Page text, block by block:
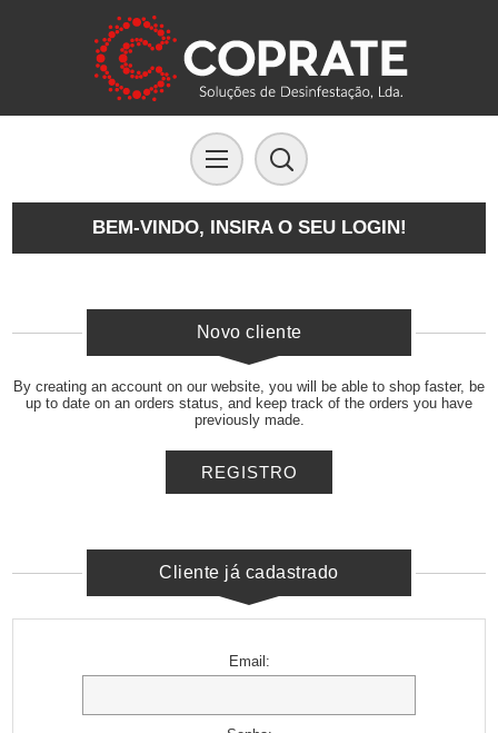
BEM-VINDO, INSIRA O SEU LOGIN!
Novo cliente
By creating an account on our website, you will be able to shop faster, be
up to date on an orders status, and keep track of the orders you have
previously made.
Cliente já cadastrado
Email: